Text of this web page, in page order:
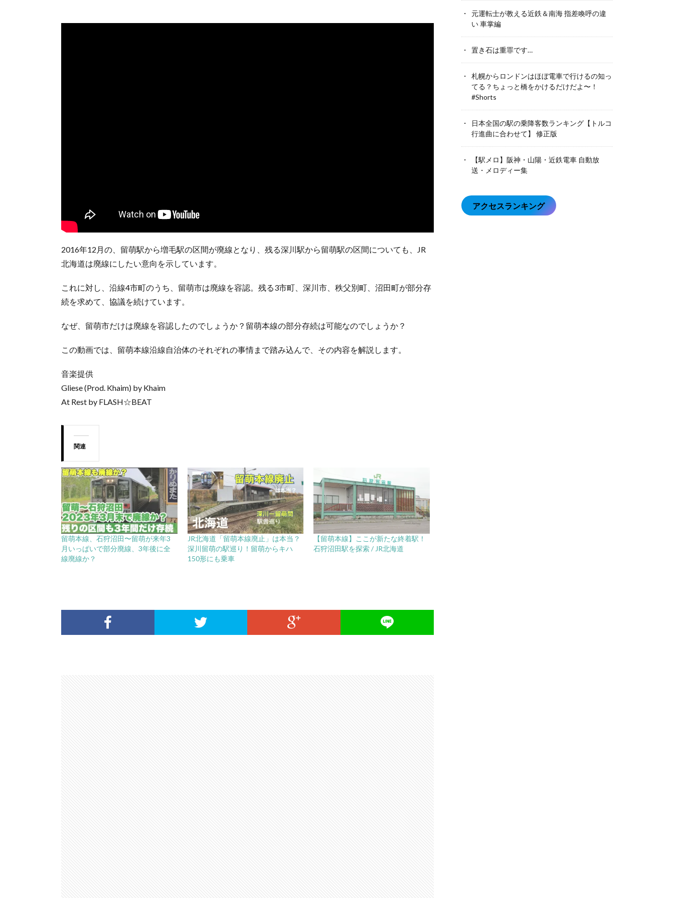
2016年12月の、留萌駅から増毛駅の区間が廃線となり、残る深川駅から留萌駅の区間についても、JR
北海道は廃線にしたい意向を示しています。
これに対し、沿線4市町のうち、留萌市は廃線を容認。残る3市町、深川市、秩父別町、沼田町が部分存
続を求めて、協議を続けています。
なぜ、留萌市だけは廃線を容認したのでしょうか？留萌本線の部分存続は可能なのでしょうか？
この動画では、留萌本線沿線自治体のそれぞれの事情まで踏み込んで、その内容を解説します。
音楽提供
Gliese (Prod. Khaim) by Khaim
At Rest by FLASH☆BEAT
関連
留萌本線、石狩沼田〜留萌が来年3
月いっぱいで部分廃線、3年後に全
線廃線か？
JR北海道「留萌本線廃止」は本当？
深川留萌の駅巡り！留萌からキハ
150形にも乗車
【留萌本線】ここが新たな終着駅！
石狩沼田駅を探索 / JR北海道
元運転士が教える近鉄＆南海 指差喚呼の違
い 車掌編
置き石は重罪です…
札幌からロンドンはほぼ電車で行けるの知っ
てる？ちょっと橋をかけるだけだよ〜！
#Shorts
日本全国の駅の乗降客数ランキング【トルコ
行進曲に合わせて】 修正版
【駅メロ】阪神・山陽・近鉄電車 自動放
送・メロディー集
アクセスランキング